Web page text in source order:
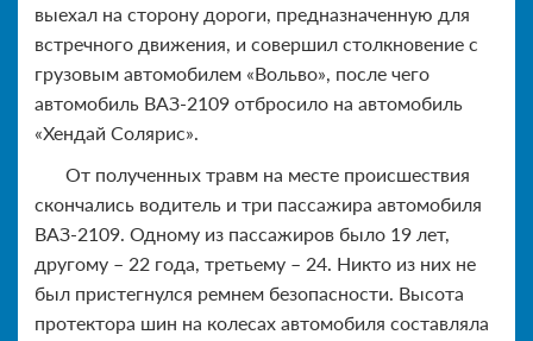
выехал на сторону дороги, предназначенную для
встречного движения, и совершил столкновение с
грузовым автомобилем «Вольво», после чего
автомобиль ВАЗ-2109 отбросило на автомобиль
«Хендай Солярис».
От полученных травм на месте происшествия
скончались водитель и три пассажира автомобиля
ВАЗ-2109. Одному из пассажиров было 19 лет,
другому – 22 года, третьему – 24. Никто из них не
был пристегнулся ремнем безопасности. Высота
протектора шин на колесах автомобиля составляла